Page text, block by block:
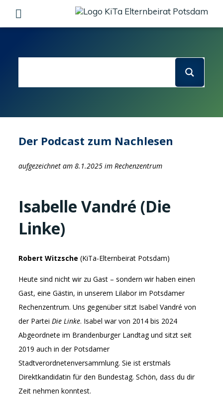
Der Podcast zum Nachlesen
aufgezeichnet am 8.1.2025 im Rechenzentrum
Isabelle Vandré (Die
Linke)
Robert Witzsche (KiTa-Elternbeirat Potsdam)
Heute sind nicht wir zu Gast – sondern wir haben einen
Gast, eine Gästin, in unserem Lilabor im Potsdamer
Rechenzentrum. Uns gegenüber sitzt Isabel Vandré von
der ParteiDie Linke. Isabel war von 2014 bis 2024
Abgeordnete im Brandenburger Landtag und sitzt seit
2019 auch in der Potsdamer
Stadtverordnetenversammlung. Sie ist erstmals
Direktkandidatin für den Bundestag. Schön, dass du dir
Zeit nehmen konntest.